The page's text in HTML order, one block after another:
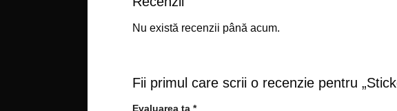
Nu există recenzii până acum.
Fii primul care scrii o recenzie pentru
Evaluarea ta *